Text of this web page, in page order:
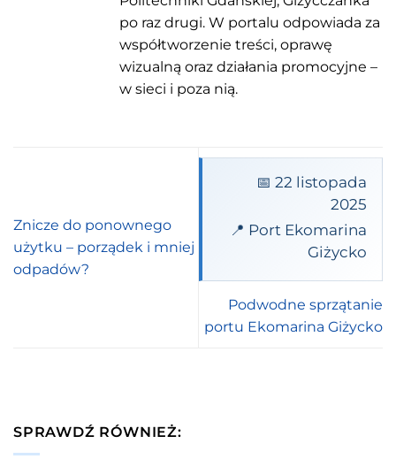
po raz drugi. W portalu odpowiada za
współtworzenie treści, oprawę
wizualną oraz działania promocyjne –
w sieci i poza nią.
Znicze do ponownego
użytku – porządek i mniej
odpadów?
📅 22 listopada
2025
📍 Port Ekomarina
Giżycko
Podwodne sprzątanie
portu Ekomarina Giżycko
SPRAWDŹ RÓWNIEŻ: